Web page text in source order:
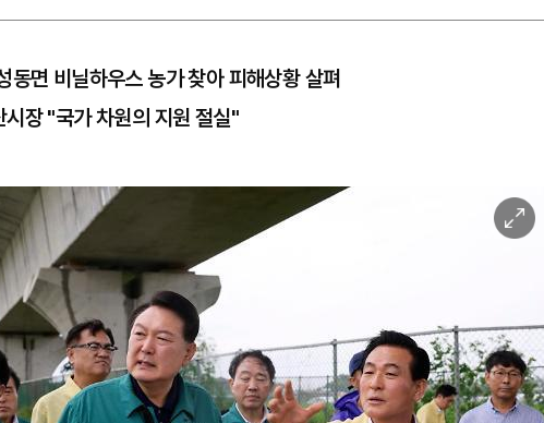
동면 비닐하우스 농가 찾아 피해상황 살펴
장 "국가 차원의 지원 절실"
이
미
대